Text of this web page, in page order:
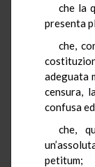
che la
presenta
che,
adeguata
censura,
confusa
che,
petitum;